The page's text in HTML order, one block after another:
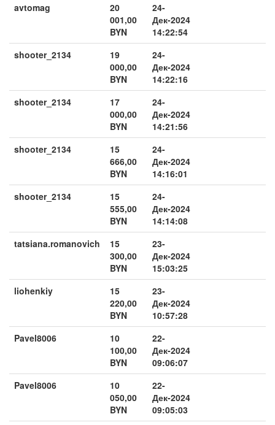
avtomag
20
001,00
BYN
24-
Дек-2024
14:22:54
shooter_2134
19
000,00
BYN
24-
Дек-2024
14:22:16
shooter_2134
17
000,00
BYN
24-
Дек-2024
14:21:56
shooter_2134
15
666,00
BYN
24-
Дек-2024
14:16:01
shooter_2134
15
555,00
BYN
24-
Дек-2024
14:14:08
tatsiana.romanovich
15
300,00
BYN
23-
Дек-2024
15:03:25
liohenkiy
15
220,00
BYN
23-
Дек-2024
10:57:28
Pavel8006
10
100,00
BYN
22-
Дек-2024
09:06:07
Pavel8006
10
050,00
BYN
22-
Дек-2024
09:05:03